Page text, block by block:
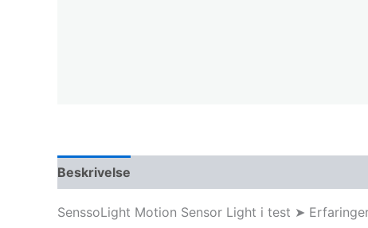
Beskrivelse
SenssoLight Motion Sensor Light i test ➤